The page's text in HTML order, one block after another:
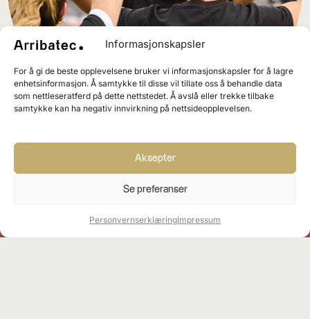
Informasjonskapsler
For å gi de beste opplevelsene bruker vi informasjonskapsler for å lagre
enhetsinformasjon. Å samtykke til disse vil tillate oss å behandle data
som nettleseratferd på dette nettstedet. Å avslå eller trekke tilbake
samtykke kan ha negativ innvirkning på nettsideopplevelsen.
Aksepter
Se preferanser
PersonvernserklæringImpressum
+474000 3355
info@arribatec.com